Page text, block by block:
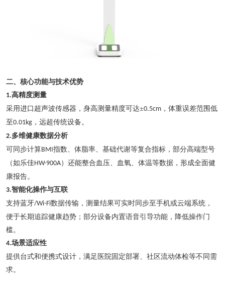
二、核心功能与技术优势
1.高精度测量
采用进口超声波传感器，身高测量精度可达±0.5cm ，体重误差范围低
至0.01kg ，远超传统设备。
2.多维健康数据分析
可同步计算BMI指数、体脂率、基础代谢等复合指标，部分高端型号
（如乐佳HW-900A）还能整合血压、血氧、体温等数据，形成全面健
康报告。
3.智能化操作与互联
支持蓝牙/Wi-Fi数据传输，测量结果可实时同步至手机或云端系统，
便于长期追踪健康趋势；部分设备内置语音引导功能，降低操作门
槛。
4.场景适应性
提供台式和便携式设计，满足医院固定部署、社区流动体检等不同需
求。